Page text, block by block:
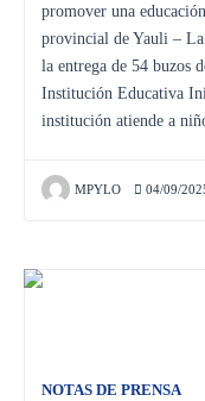
promover una
provincial de Yauli –
la entrega de 54 buzos
Institución Educativa
institución atiende a
MPYLO 04/09/
NOTAS DE PRENSA